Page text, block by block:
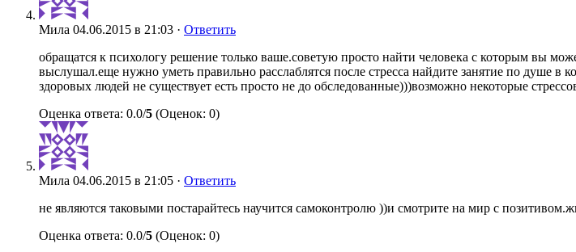
Мила 04.06.2015 в 21:03 · Ответить
обращатся к психологу решение только ваше.советую просто найти человека с которым вы
выслушал.еще нужно уметь правильно расслаблятся после стресса найдите занятие по душе в
здоровых людей не существует есть просто не до обследованные)))возможно некоторые
Оценка ответа: 0.0/5 (Оценок: 0)
Мила 04.06.2015 в 21:05 · Ответить
не являются таковыми постарайтесь научится самоконтролю ))и смотрите на мир с
Оценка ответа: 0.0/5 (Оценок: 0)